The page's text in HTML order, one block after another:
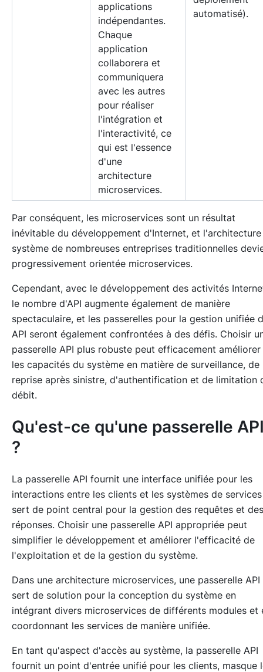
applications
indépendantes.
Chaque
application
collaborera et
communiquera
avec les autres
pour réaliser
l'intégration et
l'interactivité, ce
qui est l'essence
d'une
architecture
microservices.
automatisé).
Par conséquent, les microservices sont un résultat
inévitable du développement d'Internet, et l'architecture
système de nombreuses entreprises traditionnelles
progressivement orientée microservices.
Cependant, avec le développement des activités
le nombre d'API augmente également de manière
spectaculaire, et les passerelles pour la gestion unifiée
API seront également confrontées à des défis. Choisir
passerelle API plus robuste peut efficacement améliorer
les capacités du système en matière de surveillance, de
reprise après sinistre, d'authentification et de limitation
débit.
Qu'est-ce qu'une passerelle
?
La passerelle API fournit une interface unifiée pour les
interactions entre les clients et les systèmes de
sert de point central pour la gestion des requêtes et des
réponses. Choisir une passerelle API appropriée peut
simplifier le développement et améliorer l'efficacité de
l'exploitation et de la gestion du système.
Dans une architecture microservices, une passerelle API
sert de solution pour la conception du système en
intégrant divers microservices de différents modules et
coordonnant les services de manière unifiée.
En tant qu'aspect d'accès au système, la passerelle API
fournit un point d'entrée unifié pour les clients, masque